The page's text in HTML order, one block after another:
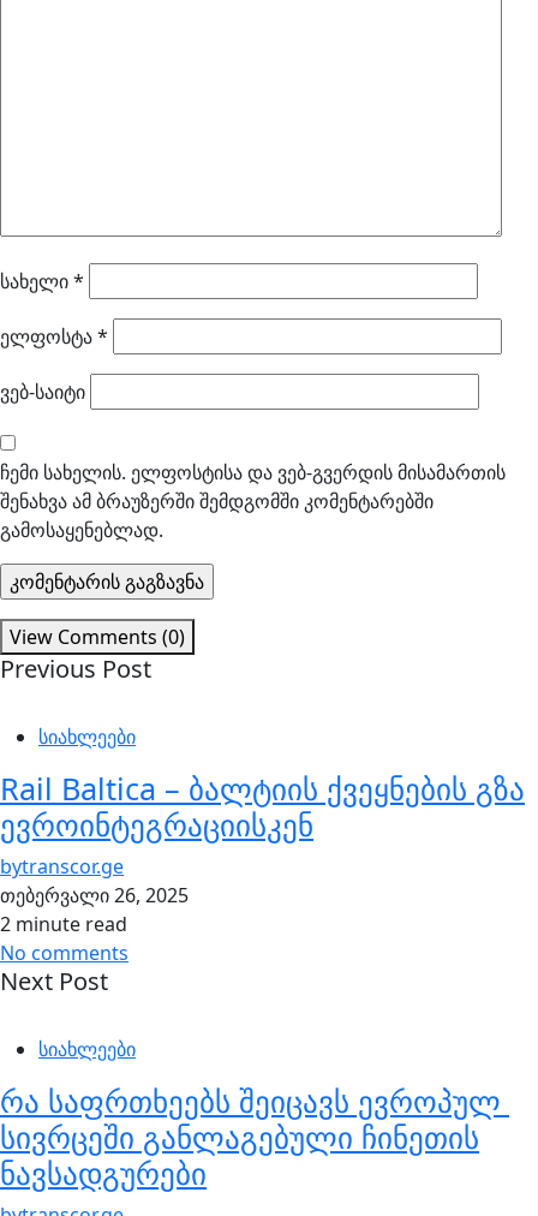
სახელი*
ელფოსტა*
ვებ-საიტი
ჩემი სახელის. ელფოსტისა და ვებ-გვერდის მისამართის
შენახვა ამ ბრაუზერში შემდგომში კომენტარებში
გამოსაყენებლად.
View Comments (0)
Previous Post
სიახლეები
Rail Baltica – ბალტიის ქვეყნების გზა
ევროინტეგრაციისკენ
bytranscor.ge
თებერვალი 26, 2025
2 minute read
No comments
Next Post
სიახლეები
რა საფრთხეებს შეიცავს ევროპულ
სივრცეში განლაგებული ჩინეთის
ნავსადგურები